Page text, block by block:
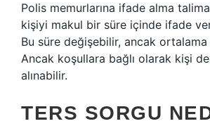
Polis memurlarına ifade alma
kişiyi makul bir süre içinde ifade
Bu süre değişebilir, ancak ortalama
Ancak koşullara bağlı olarak kişi
alınabilir.
TERS SORGU